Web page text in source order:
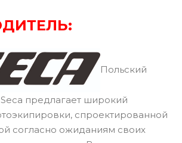
Польский
предлагает широкий
спроектированной
согласно ожиданиям своих